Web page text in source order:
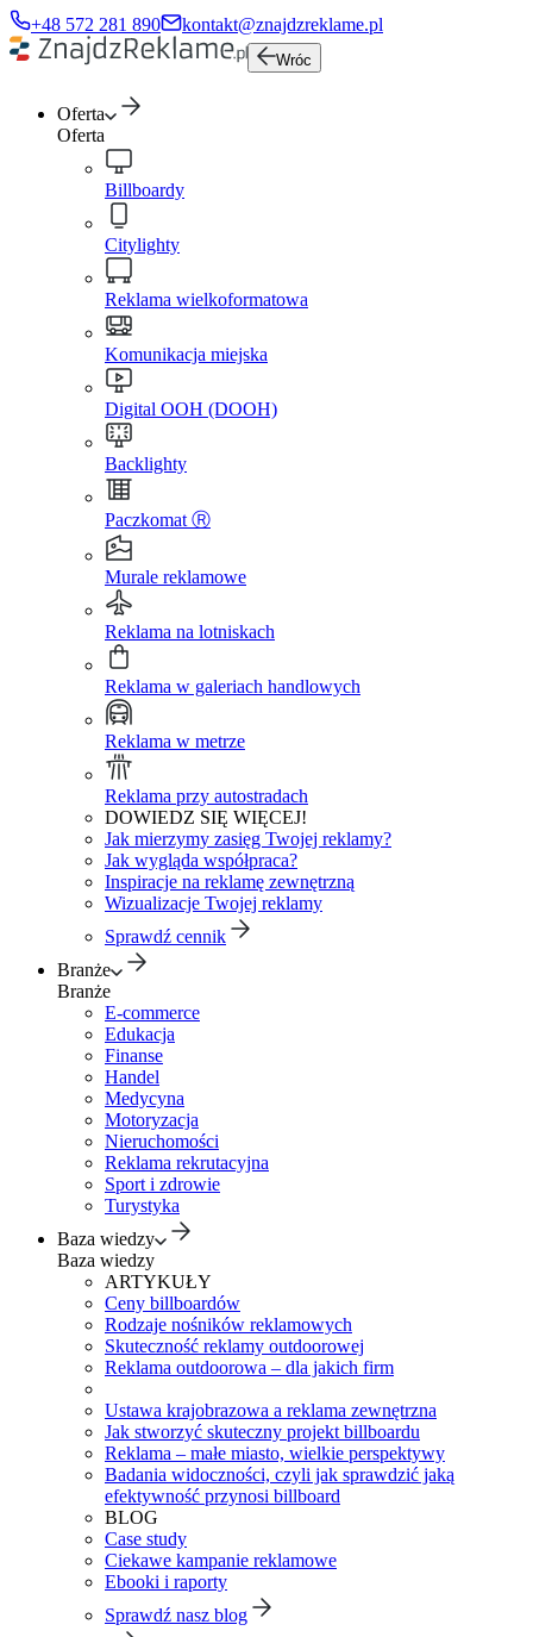
+48 572 281 890 kontakt@znajdzreklame.pl
Wróc
Oferta
Oferta
Billboardy
Citylighty
Reklama wielkoformatowa
Komunikacja miejska
Digital OOH (DOOH)
Backlighty
Paczkomat Ⓡ
Murale reklamowe
Reklama na lotniskach
Reklama w galeriach handlowych
Reklama w metrze
Reklama przy autostradach
DOWIEDZ SIĘ WIĘCEJ!
Jak mierzymy zasięg Twojej reklamy?
Jak wygląda współpraca?
Inspiracje na reklamę zewnętrzną
Wizualizacje Twojej reklamy
Sprawdź cennik
Branże
Branże
E-commerce
Edukacja
Finanse
Handel
Medycyna
Motoryzacja
Nieruchomości
Reklama rekrutacyjna
Sport i zdrowie
Turystyka
Baza wiedzy
Baza wiedzy
ARTYKUŁY
Ceny billboardów
Rodzaje nośników reklamowych
Skuteczność reklamy outdoorowej
Reklama outdoorowa – dla jakich firm
Ustawa krajobrazowa a reklama zewnętrzna
Jak stworzyć skuteczny projekt billboardu
Reklama – małe miasto, wielkie perspektywy
Badania widoczności, czyli jak sprawdzić jaką
efektywność przynosi billboard
BLOG
Case study
Ciekawe kampanie reklamowe
Ebooki i raporty
Sprawdź nasz blog